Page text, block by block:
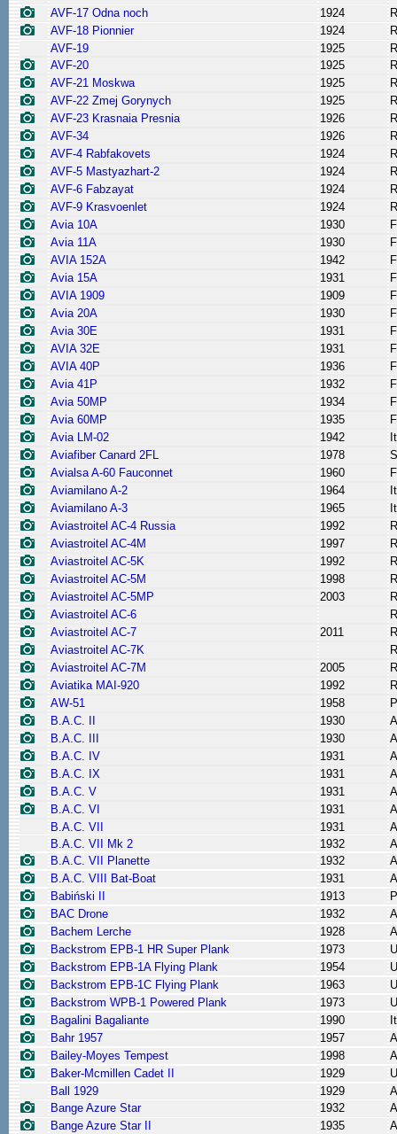
AVF-17 Odna noch
1924
AVF-18 Pionnier
1924
AVF-19
1925
AVF-20
1925
AVF-21 Moskwa
1925
AVF-22 Zmej Gorynych
1925
AVF-23 Krasnaia Presnia
1926
AVF-34
1926
AVF-4 Rabfakovets
1924
AVF-5 Mastyazhart-2
1924
AVF-6 Fabzayat
1924
AVF-9 Krasvoenlet
1924
Avia 10A
1930
Avia 11A
1930
AVIA 152A
1942
Avia 15A
1931
AVIA 1909
1909
Avia 20A
1930
Avia 30E
1931
AVIA 32E
1931
AVIA 40P
1936
Avia 41P
1932
Avia 50MP
1934
Avia 60MP
1935
Avia LM-02
1942
Aviafiber Canard 2FL
1978
Avialsa A-60 Fauconnet
1960
Aviamilano A-2
1964
Aviamilano A-3
1965
Aviastroitel AC-4 Russia
1992
Aviastroitel AC-4M
1997
Aviastroitel AC-5K
1992
Aviastroitel AC-5M
1998
Aviastroitel AC-5MP
2003
Aviastroitel AC-6
Aviastroitel AC-7
2011
Aviastroitel AC-7K
Aviastroitel AC-7M
2005
Aviatika MAI-920
1992
AW-51
1958
B.A.C. II
1930
B.A.C. III
1930
B.A.C. IV
1931
B.A.C. IX
1931
B.A.C. V
1931
B.A.C. VI
1931
B.A.C. VII
1931
B.A.C. VII Mk 2
1932
B.A.C. VII Planette
1932
B.A.C. VIII Bat-Boat
1931
Babiński II
1913
BAC Drone
1932
Bachem Lerche
1928
Backstrom EPB-1 HR Super Plank
1973
Backstrom EPB-1A Flying Plank
1954
Backstrom EPB-1C Flying Plank
1963
Backstrom WPB-1 Powered Plank
1973
Bagalini Bagaliante
1990
Bahr 1957
1957
Bailey-Moyes Tempest
1998
Baker-Mcmillen Cadet II
1929
Ball 1929
1929
Bange Azure Star
1932
Bange Azure Star II
1935